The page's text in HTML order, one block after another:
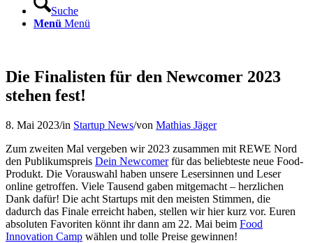
Suche
Menü Menü
Die Finalisten für den Newcomer 2023
stehen fest!
8. Mai 2023/in Startup News/von Mathias Jäger
Zum zweiten Mal vergeben wir 2023 zusammen mit REWE Nord
den Publikumspreis Dein Newcomerfür das beliebteste neue Food-
Produkt. Die Vorauswahl haben unsere Lesersinnen und Leser
online getroffen. Viele Tausend gaben mitgemacht – herzlichen
Dank dafür! Die acht Startups mit den meisten Stimmen, die
dadurch das Finale erreicht haben, stellen wir hier kurz vor. Euren
absoluten Favoriten könnt ihr dann am 22. Mai beim Food
Innovation Camp wählen und tolle Preise gewinnen!